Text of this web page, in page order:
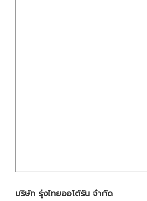
บริษัท รุ่งไทยออโต้รัน จำกัด